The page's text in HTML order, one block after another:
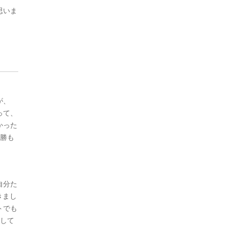
ま
、
った
も
分た
し
でも
て